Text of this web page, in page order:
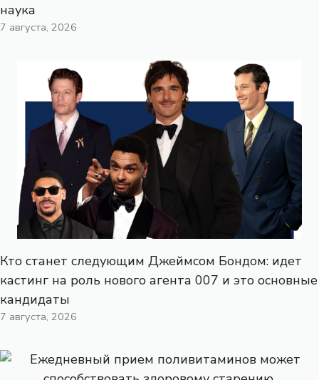
наука
7 августа, 2026
Кто станет следующим Джеймсом Бондом: идет
кастинг на роль нового агента 007 и это основные
кандидаты
7 августа, 2026